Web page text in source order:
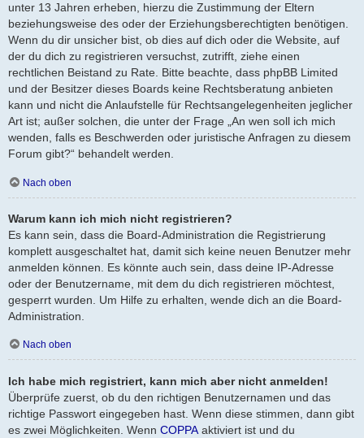
unter 13 Jahren erheben, hierzu die Zustimmung der Eltern
beziehungsweise des oder der Erziehungsberechtigten benötigen.
Wenn du dir unsicher bist, ob dies auf dich oder die Website, auf
der du dich zu registrieren versuchst, zutrifft, ziehe einen
rechtlichen Beistand zu Rate. Bitte beachte, dass phpBB Limited
und der Besitzer dieses Boards keine Rechtsberatung anbieten
kann und nicht die Anlaufstelle für Rechtsangelegenheiten jeglicher
Art ist; außer solchen, die unter der Frage „An wen soll ich mich
wenden, falls es Beschwerden oder juristische Anfragen zu diesem
Forum gibt?“ behandelt werden.
Nach oben
Warum kann ich mich nicht registrieren?
Es kann sein, dass die Board-Administration die Registrierung
komplett ausgeschaltet hat, damit sich keine neuen Benutzer mehr
anmelden können. Es könnte auch sein, dass deine IP-Adresse
oder der Benutzername, mit dem du dich registrieren möchtest,
gesperrt wurden. Um Hilfe zu erhalten, wende dich an die Board-
Administration.
Nach oben
Ich habe mich registriert, kann mich aber nicht anmelden!
Überprüfe zuerst, ob du den richtigen Benutzernamen und das
richtige Passwort eingegeben hast. Wenn diese stimmen, dann gibt
es zwei Möglichkeiten. Wenn COPPA aktiviert ist und du